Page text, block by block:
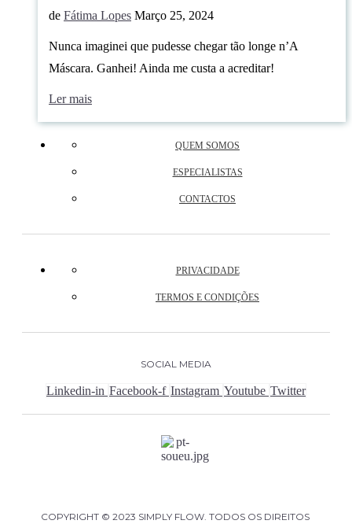
de Fátima Lopes Março 25, 2024
Nunca imaginei que pudesse chegar tão longe n’A
Máscara. Ganhei! Ainda me custa a acreditar!
Ler mais
QUEM SOMOS
ESPECIALISTAS
CONTACTOS
PRIVACIDADE
TERMOS E CONDIÇÕES
SOCIAL MEDIA
Linkedin-in Facebook-f Instagram Youtube Twitter
COPYRIGHT © 2023 SIMPLY FLOW. TODOS OS DIREITOS